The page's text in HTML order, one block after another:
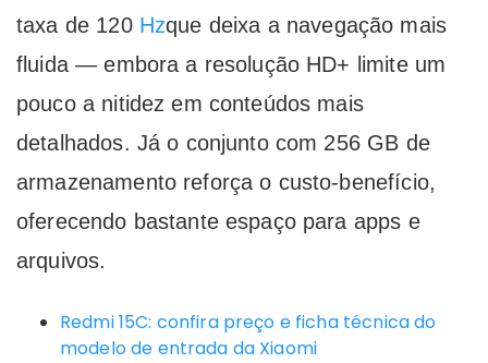
taxa de 120 Hzque deixa a navegação mais
fluida — embora a resolução HD+ limite um
pouco a nitidez em conteúdos mais
detalhados. Já o conjunto com 256 GB de
armazenamento reforça o custo-benefício,
oferecendo bastante espaço para apps e
arquivos.
Redmi 15C: confira preço e ficha técnica do
modelo de entrada da Xiaomi